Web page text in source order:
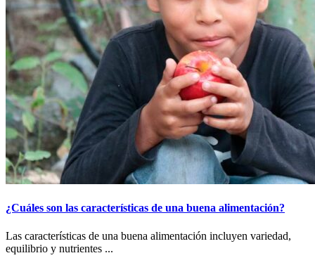
¿Cuáles son las características de una buena alimentación?
Las características de una buena alimentación incluyen variedad,
equilibrio y nutrientes ...